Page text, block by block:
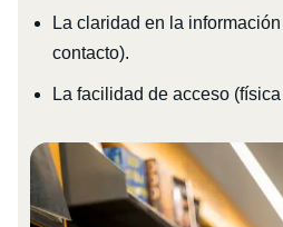
La claridad en la
contacto).
La facilidad de acceso